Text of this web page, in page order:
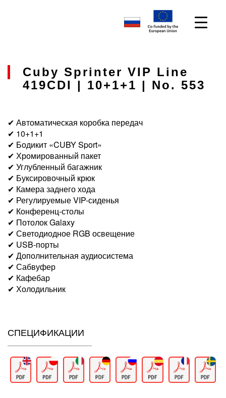
Cuby Sprinter VIP Line
419CDI | 10+1+1 | No. 553
✔ Автоматическая коробка передач
✔ 10+1+1
✔ Бодикит «CUBY Sport»
✔ Хромированный пакет
✔ Углубленный багажник
✔ Буксировочный крюк
✔ Камера заднего хода
✔ Регулируемые VIP-сиденья
✔ Конференц-столы
✔ Потолок Galaxy
✔ Светодиодное RGB освещение
✔ USB-порты
✔ Дополнительная аудиосистема
✔ Сабвуфер
✔ Кафебар
✔ Холодильник
СПЕЦИФИКАЦИИ